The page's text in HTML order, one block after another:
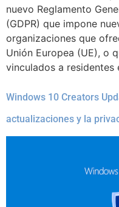
nuevo Reglamento
(GDPR) que impone
organizaciones que
Unión Europea (UE), o
vinculados a residentes
Windows 10 Creators
actualizaciones y la